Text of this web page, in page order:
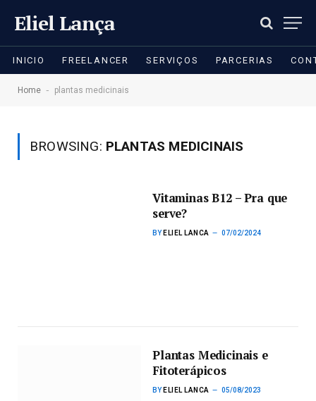
Eliel Lança
INICIO FREELANCER SERVIÇOS PARCERIAS
Home - plantas medicinais
BROWSING: PLANTAS MEDICINAIS
Vitaminas B12 – Pra que
serve?
BY ELIEL LANCA 07/02/2024
Plantas Medicinais e
Fitoterápicos
BY ELIEL LANCA 05/08/2023